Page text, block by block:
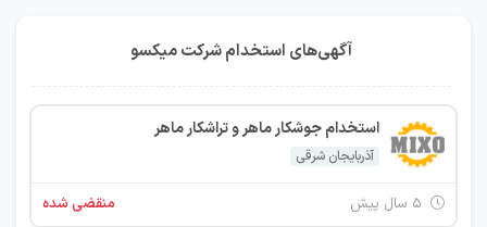
آگهی‌های استخدام شرکت میکسو
استخدام جوشکار ماهر و تراشکار ماهر
آذربایجان شرقی
منقضی شده